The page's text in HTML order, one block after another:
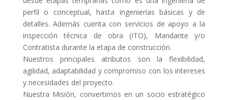
perfil o conceptual, hasta ingenierías básicas y de
detalles. Además cuenta con servicios de apoyo a la
inspección técnica de obra (ITO), Mandante y/o
Contratista durante la etapa de construcción.
Nuestros principales atributos son la flexibilidad,
agilidad, adaptabilidad y compromiso con los intereses
y necesidades del proyecto.
Nuestra Misión, convertirnos en un socio estratégico